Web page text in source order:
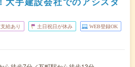
給あり 土日祝日が休み WEB登録OK